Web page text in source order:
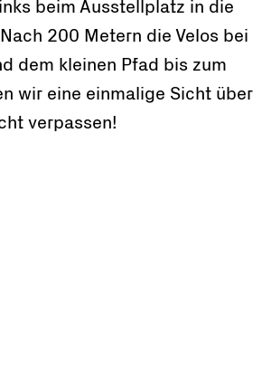
beim Ausstellplatz in die
200 Metern die Velos bei
dem kleinen Pfad bis zum
wir eine einmalige Sicht über
verpassen!